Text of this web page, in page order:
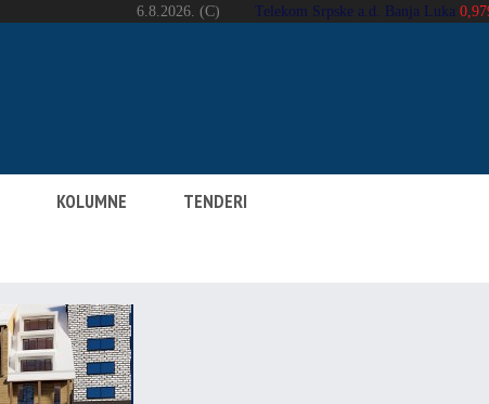
KOLUMNE TENDERI